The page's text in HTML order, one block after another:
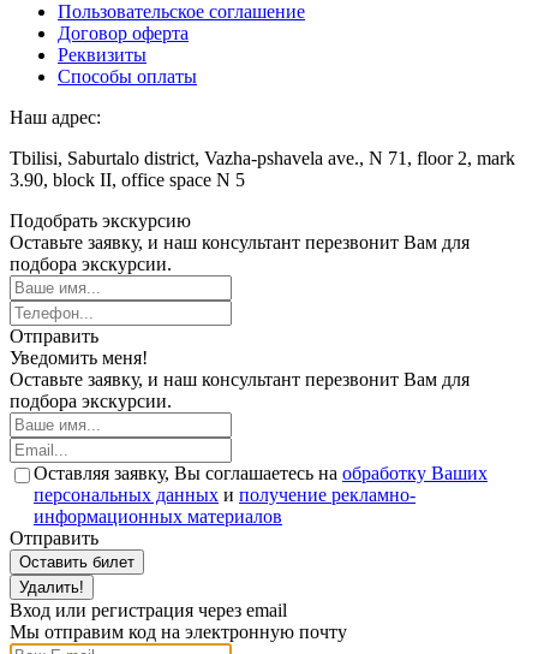
Пользовательское соглашение
Договор оферта
Реквизиты
Способы оплаты
Наш адрес:
Tbilisi, Saburtalo district, Vazha-pshavela ave., N 71, floor 2, mark
3.90, block II, office space N 5
Подобрать экскурсию
Оставьте заявку, и наш консультант перезвонит Вам для
подбора экскурсии.
Отправить
Уведомить меня!
Оставьте заявку, и наш консультант перезвонит Вам для
подбора экскурсии.
Оставляя заявку, Вы соглашаетесь на обработку Ваших
персональных данных и получение рекламно-
информационных материалов
Отправить
Оставить билет
Удалить!
Вход или регистрация через email
Мы отправим код на электронную почту